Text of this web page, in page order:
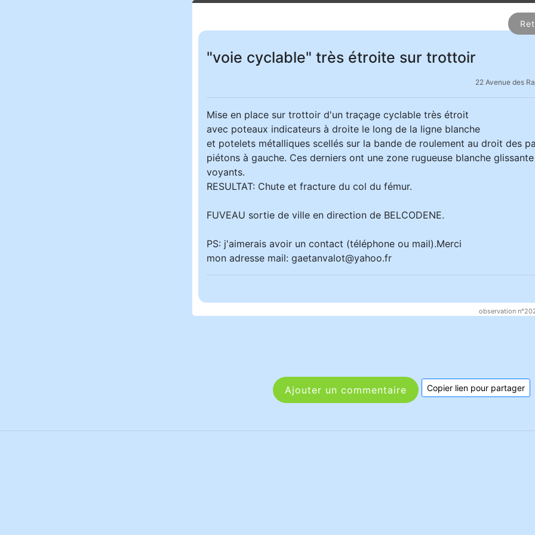
observation
"voie cyclable" très étroite sur trottoir
22 Avenue des
Mise en place sur trottoir d'un traçage cyclable très étroit
avec poteaux indicateurs à droite le long de la ligne blanche
et potelets métalliques scellés sur la bande de roulement au droit des
piétons à gauche. Ces derniers ont une zone rugueuse blanche
voyants.
RESULTAT: Chute et fracture du col du fémur.
FUVEAU sortie de ville en direction de BELCODENE.
PS: j'aimerais avoir un contact (téléphone ou mail).Merci
mon adresse mail: gaetanvalot@yahoo.fr
Ajouter un commentaire Copier lien pour partager